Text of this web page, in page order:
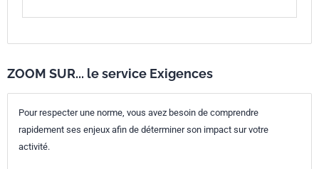
ZOOM SUR... le service Exigences
Pour respecter une norme, vous avez besoin de comprendre
rapidement ses enjeux afin de déterminer son impact sur votre
activité.